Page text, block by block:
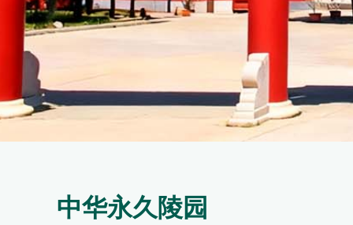
中华永久陵园